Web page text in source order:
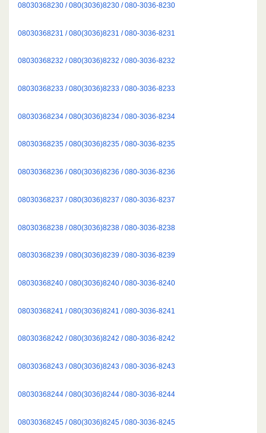
08030368230 / 080(3036)8230 / 080-3036-8230
08030368231 / 080(3036)8231 / 080-3036-8231
08030368232 / 080(3036)8232 / 080-3036-8232
08030368233 / 080(3036)8233 / 080-3036-8233
08030368234 / 080(3036)8234 / 080-3036-8234
08030368235 / 080(3036)8235 / 080-3036-8235
08030368236 / 080(3036)8236 / 080-3036-8236
08030368237 / 080(3036)8237 / 080-3036-8237
08030368238 / 080(3036)8238 / 080-3036-8238
08030368239 / 080(3036)8239 / 080-3036-8239
08030368240 / 080(3036)8240 / 080-3036-8240
08030368241 / 080(3036)8241 / 080-3036-8241
08030368242 / 080(3036)8242 / 080-3036-8242
08030368243 / 080(3036)8243 / 080-3036-8243
08030368244 / 080(3036)8244 / 080-3036-8244
08030368245 / 080(3036)8245 / 080-3036-8245